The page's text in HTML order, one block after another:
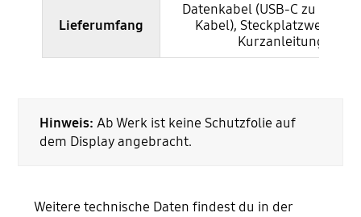
Lieferumfang
Datenkabel (USB-C zu USB-
Kabel),
Kurzanleitung
Hinweis: Ab Werk ist keine Schutzfolie auf
dem Display angebracht.
Weitere technische Daten findest du in der